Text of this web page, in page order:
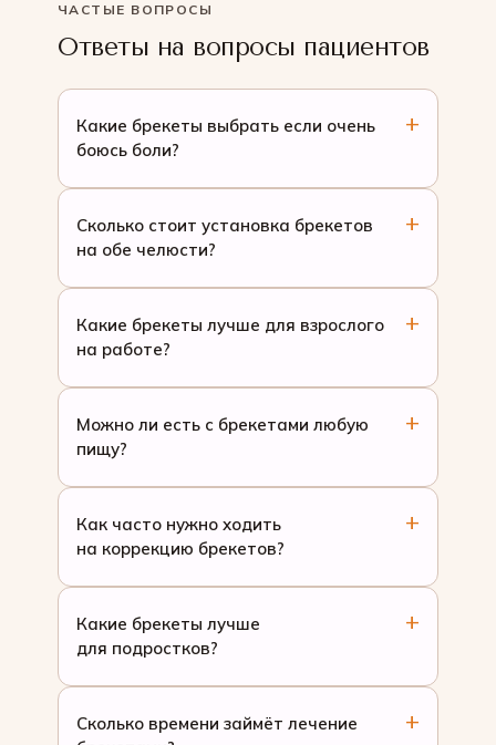
ЧАСТЫЕ ВОПРОСЫ
Ответы на вопросы пациентов
Какие брекеты выбрать если очень
боюсь боли?
Сколько стоит установка брекетов
на обе челюсти?
Какие брекеты лучше для взрослого
на работе?
Можно ли есть с брекетами любую
пищу?
Как часто нужно ходить
на коррекцию брекетов?
Какие брекеты лучше
для подростков?
Сколько времени займёт лечение